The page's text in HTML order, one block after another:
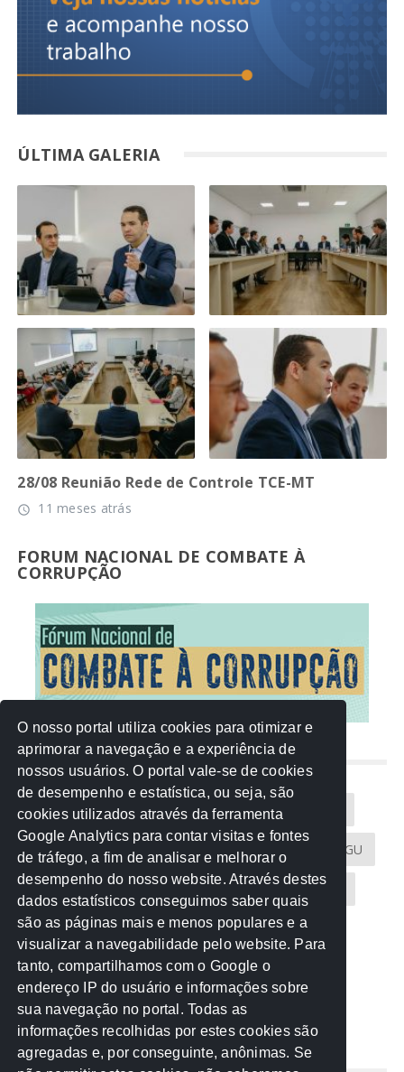
ÚLTIMA GALERIA
28/08 Reunião Rede de Controle TCE-MT
access_time 11 meses atrás
FORUM NACIONAL DE COMBATE À
CORRUPÇÃO
NUVEM DE TAGS
Acontece na Rede AGU AMM
Atricon Audicom CAU-MT CGU
CREA-MT Eventos MPC-MT MPE-MT
MPF Notícias PF PGE-MT PGR
Receita Federal Sem categoria
TCE-MT TCU TRE
O nosso portal utiliza cookies para otimizar e
aprimorar a navegação e a experiência de
nossos usuários. O portal vale-se de cookies
de desempenho e estatística, ou seja, são
cookies utilizados através da ferramenta
Google Analytics para contar visitas e fontes
de tráfego, a fim de analisar e melhorar o
desempenho do nosso website. Através destes
dados estatísticos conseguimos saber quais
são as páginas mais e menos populares e a
visualizar a navegabilidade pelo website. Para
tanto, compartilhamos com o Google o
endereço IP do usuário e informações sobre
sua navegação no portal. Todas as
informações recolhidas por estes cookies são
agregadas e, por conseguinte, anônimas. Se